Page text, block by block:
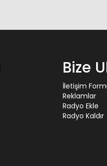
Bize
İletişim
Reklamlar
Radyo Ekle
Radyo Kaldır